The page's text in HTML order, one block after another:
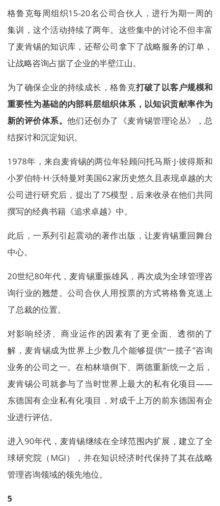
格鲁克每周组织15-20名公司合伙人，进行为期一周的
集训，这个活动持续了两年。这些集中的讨论不但丰富
了麦肯锡的知识库，还帮公司拿下了战略服务的订单，
让战略咨询占据了企业的半壁江山。
为了确保企业的持续成长，格鲁克打破了以客户规模和
重要性为基础的内部科层组织体系，以知识贡献率作为
新的评价体系。他们还创办了《麦肯锡管理论丛》，总
结探讨和沉淀知识。
1978年，来自麦肯锡的两位年轻顾问托马斯·J·彼得斯和
小罗伯特·H·沃特曼对美国62家历史悠久且表现卓越的大
公司进行研究后，提出了7S模型，后来收录在他们共同
撰写的经典书籍《追求卓越》中。
此后，一系列引起震动的著作出版，让麦肯锡重回舞台
中心。
20世纪80年代，麦肯锡重振雄风，再次成为全球管理咨
询行业的翘楚。公司合伙人用投票的方式将格鲁克送上
了总裁的位置。
对影响经济、商业运作的因素有了更全面、透彻的了
解，麦肯锡成为世界上少数几个能够提供“一揽子”咨询
业务的公司之一。在柏林墙倒下、两德重新统一之后，
麦肯锡公司就参与了当时世界上最大的私有化项目——
东德国有企业私有化项目，对成千上万的前东德国有企
业进行评估。
进入90年代，麦肯锡继续在全球范围内扩展，建立了全
球研究院（MGI），并在知识经济时代保持了其在战略
管理咨询领域的领先地位。
5